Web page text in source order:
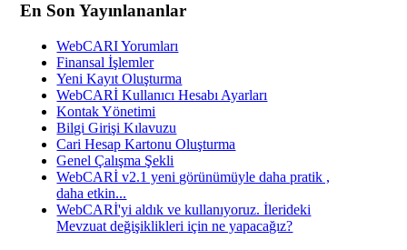
En Son Yayınlananlar
WebCARI Yorumları
Finansal İşlemler
Yeni Kayıt Oluşturma
WebCARİ Kullanıcı Hesabı Ayarları
Kontak Yönetimi
Bilgi Girişi Kılavuzu
Cari Hesap Kartonu Oluşturma
Genel Çalışma Şekli
WebCARİ v2.1 yeni görünümüyle daha pratik ,
daha etkin...
WebCARİ'yi aldık ve kullanıyoruz. İlerideki
Mevzuat değişiklikleri için ne yapacağız?